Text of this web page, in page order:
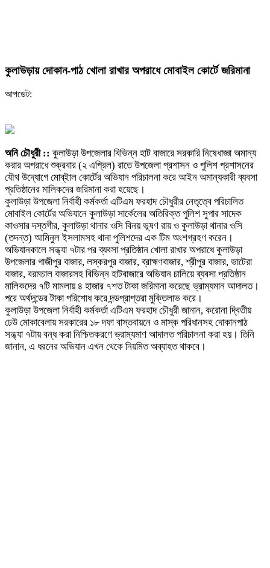
কুলাউড়ায় দোকান-পাঠ খোলা রাখার অপরাধে মোবাইল কোর্টে জরিমানা
আপডেট:
অনি চৌধুরী :: কুলাউড়া উপজেলার বিভিন্ন হাট বাজারে সরকারি নিষেধাজ্ঞা অমান্য
করার অপরাধে শুক্রবার (২ এপ্রিল) রাতে উপজেলা প্রশাসন ও পুলিশ প্রশাসনের
যৌথ উদ্যোগে মোব্ইাল কোর্টের অভিযান পরিচালনা করে আইন অমান্যকারী ব্যবসা
প্রতিষ্ঠানের মালিকদের জরিমানা করা হয়েছে।
কুলাউড়া উপজেলা নির্বাহী কর্মকর্তা এটিএম ফরহাদ চৌধুরীর নেতৃত্বে পরিচালিত
মোবাইল কোর্টের অভিযানে কুলাউড়া সার্কেলের অতিরিক্ত পুলিশ সুপার সাদেক
কাওসার দস্তগীর, কুলাউড়া থানার ওসি বিনয় ভূষণ রায় ও কুলাউড়া থানার ওসি
(তদন্ত) আমিনুল ইসলামসহ থানা পুলিশদের এক টিম অংশগ্রহণ করেন।
অভিযানকালে সন্ধ্যা ৭টার পর ব্যবসা প্রতিষ্ঠান খোলা রাখার অপরাধে কুলাউড়া
উপজেলার গাজীপুর বাজার, লস্করপুর বাজার, ব্রাহ্মণবাজার, শ্রীপুর বাজার, ভাটেরা
বাজার, বরমচাল বাজারসহ বিভিন্ন হাটবাজারে অভিযান চালিয়ে ব্যবসা প্রতিষ্ঠান
মালিকদের ৭টি মামলায় ৪ হাজার ৭শত টাকা জরিমানা করেছে ভ্রাম্যমান আদালত।
পরে অর্থদন্ডের টাকা পরিশোধ করে দন্ডপ্রাপ্তরা মুক্তিলাভ করে।
কুলাউড়া উপজেলা নির্বাহী কর্মকর্তা এটিএম ফরহাদ চৌধুরী জানান, করোনা দ্বিতীয়
ঢেউ মোকাবেলায় সরকারের ১৮ দফা বাস্তবায়নে ও মাস্ক পরিধানসহ দোকানপাঠ
সন্ধ্যা ৭টায় বন্ধ করা নিশ্চিতকরণে ভ্রাম্যমাণ আদালত পরিচালনা করা হয়। তিনি
জানান, এ ধরনের অভিযান এখন থেকে নিয়মিত অব্যাহত থাকবে।